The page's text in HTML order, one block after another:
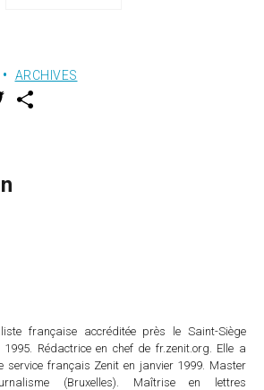
ARCHIVES
w
r
française accréditée près le Saint-Siège
1995. Rédactrice en chef de fr.zenit.org. Elle a
service français Zenit en janvier 1999. Master
(Bruxelles). Maîtrise en lettres